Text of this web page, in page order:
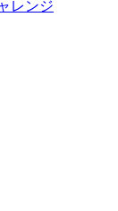
レンジ